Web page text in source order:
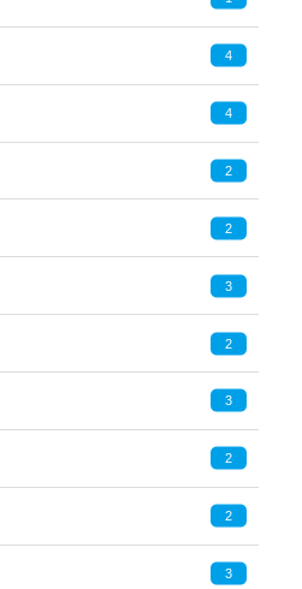
4
4
2
2
3
2
3
2
2
3